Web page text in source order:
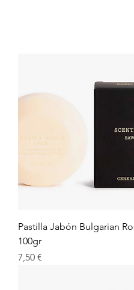
Pastilla Jabón Bulgarian
100gr
Precio
7,50 €